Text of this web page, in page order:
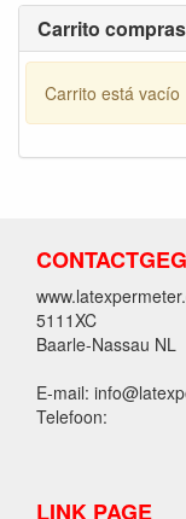
Carrito compras
Carrito está vacío
5111XC
Baarle-Nassau NL
E-mail:
Telefoon:
LINK PAGE